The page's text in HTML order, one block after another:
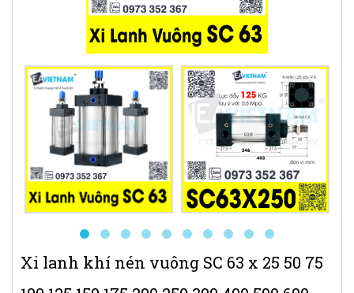
Xi lanh khí nén vuông SC 63 x 25 50 75